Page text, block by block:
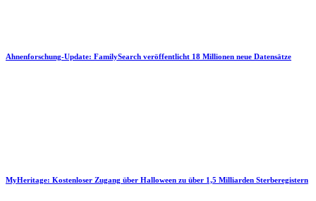
Ahnenforschung-Update: FamilySearch veröffentlicht 18 Millionen neue Datensätze
MyHeritage: Kostenloser Zugang über Halloween zu über 1,5 Milliarden Sterberegistern